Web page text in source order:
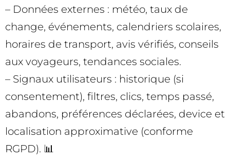
– Données externes : météo, taux de
change, événements, calendriers scolaires,
horaires de transport, avis vérifiés, conseils
aux voyageurs, tendances sociales.
– Signaux utilisateurs : historique (si
consentement), filtres, clics, temps passé,
abandons, préférences déclarées, device et
localisation approximative (conforme
RGPD). 📊